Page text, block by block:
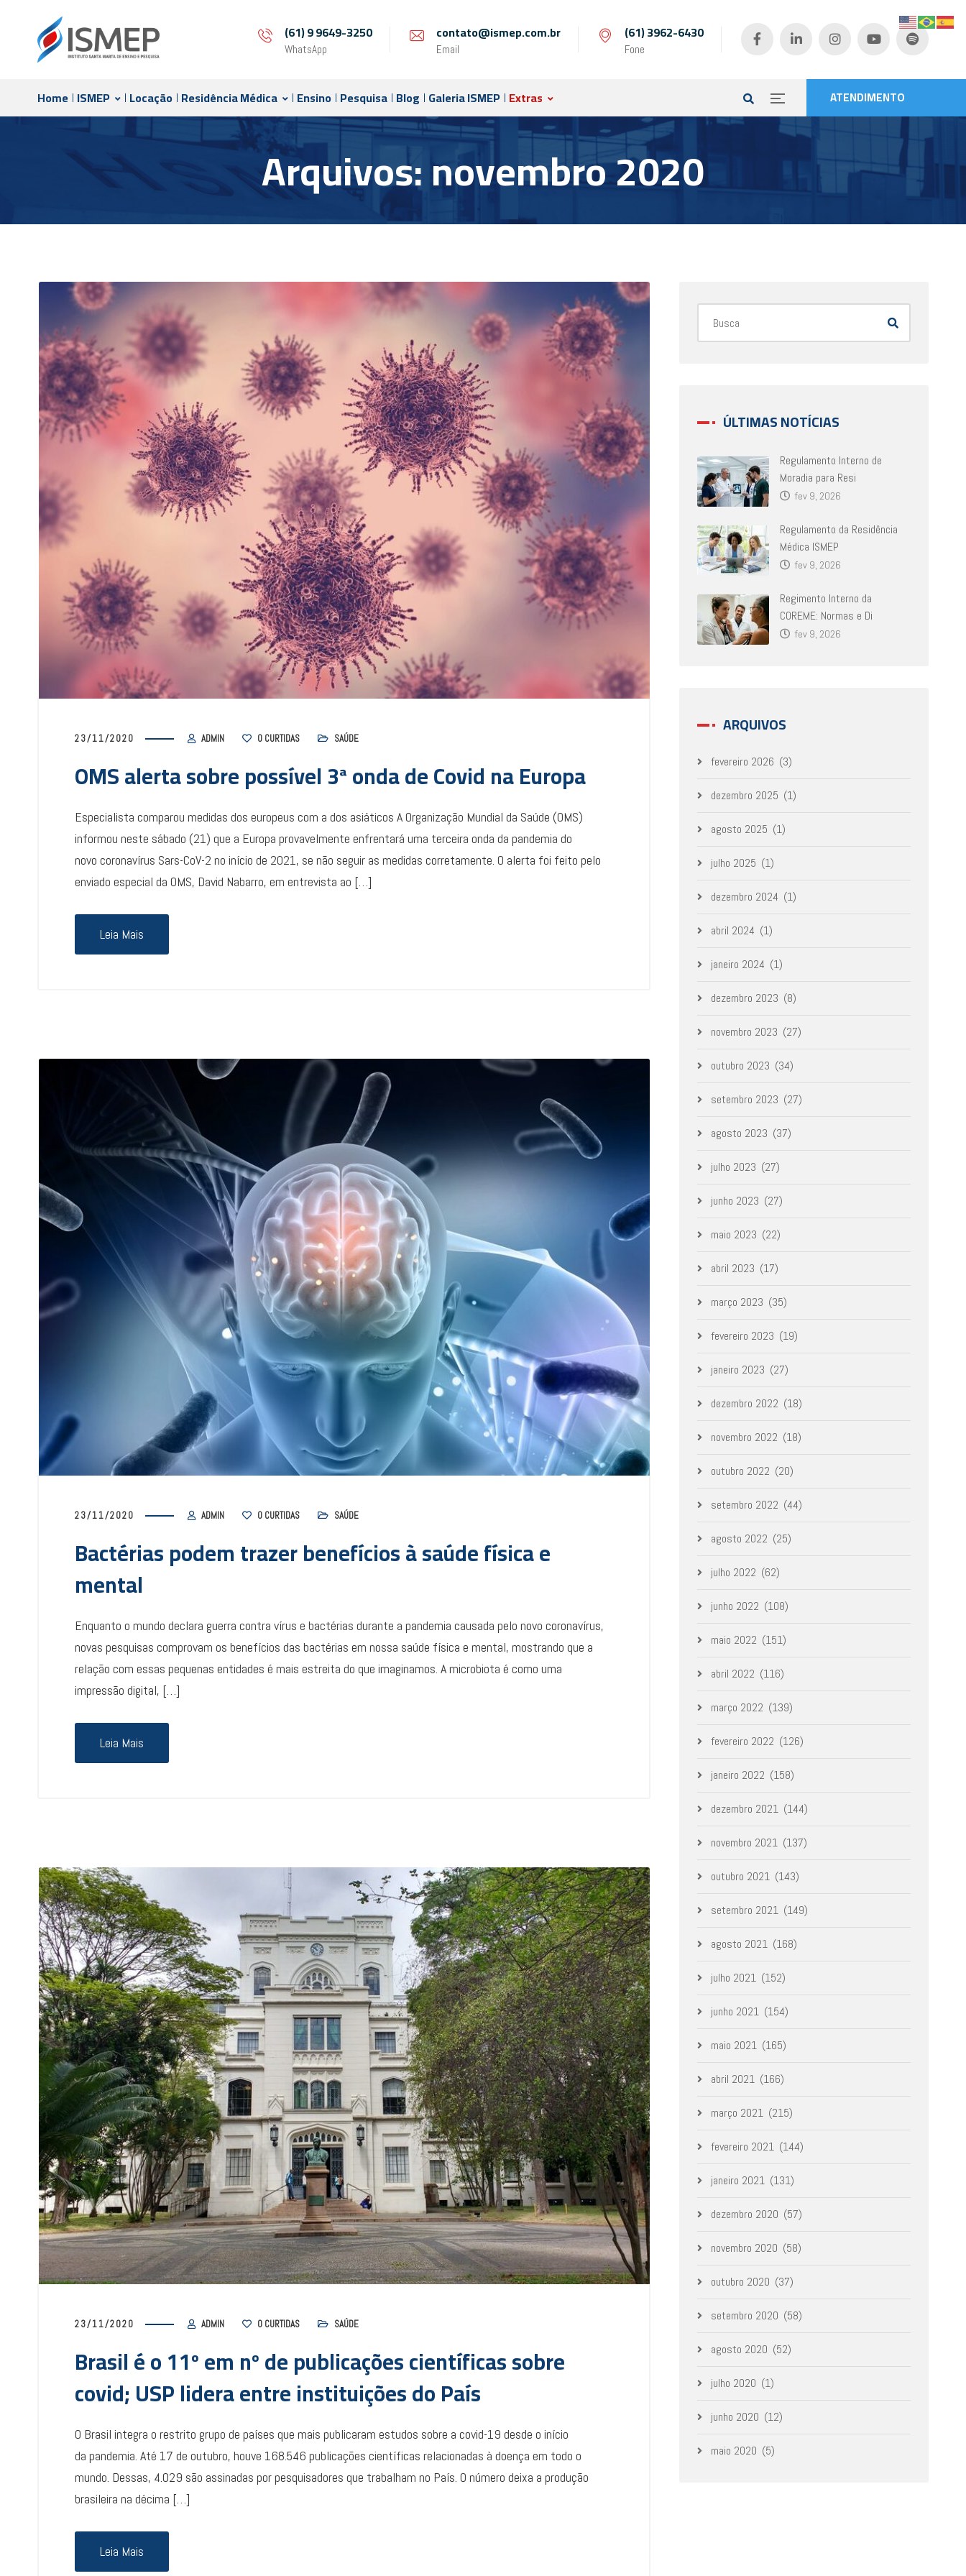
(61) 9 9649-3250
WhatsApp
contato@ismep.com.br
Email
(61) 3962-6430
Fone
ATENDIMENTO
Home ISMEP Locação Residência Médica Ensino Pesquisa Blog Galeria ISMEP Extras
Arquivos: novembro 2020
23/11/2020 ADMIN 0 CURTIDAS SAÚDE
OMS alerta sobre possível 3ª onda de Covid na Europa
Especialista comparou medidas dos europeus com a dos asiáticos A Organização Mundial da Saúde (OMS)
informou neste sábado (21) que a Europa provavelmente enfrentará uma terceira onda da pandemia do
novo coronavírus Sars-CoV-2 no início de 2021, se não seguir as medidas corretamente. O alerta foi feito pelo
enviado especial da OMS, David Nabarro, em entrevista ao […]
Leia Mais
23/11/2020 ADMIN 0 CURTIDAS SAÚDE
Bactérias podem trazer benefícios à saúde física e
mental
Enquanto o mundo declara guerra contra vírus e bactérias durante a pandemia causada pelo novo coronavírus,
novas pesquisas comprovam os benefícios das bactérias em nossa saúde física e mental, mostrando que a
relação com essas pequenas entidades é mais estreita do que imaginamos. A microbiota é como uma
impressão digital, […]
Leia Mais
23/11/2020 ADMIN 0 CURTIDAS SAÚDE
Brasil é o 11º em nº de publicações científicas sobre
covid; USP lidera entre instituições do País
O Brasil integra o restrito grupo de países que mais publicaram estudos sobre a covid-19 desde o início
da pandemia. Até 17 de outubro, houve 168.546 publicações científicas relacionadas à doença em todo o
mundo. Dessas, 4.029 são assinadas por pesquisadores que trabalham no País. O número deixa a produção
brasileira na décima […]
Leia Mais
ÚLTIMAS NOTÍCIAS
Regulamento Interno de
Moradia para Resi
fev 9, 2026
Regulamento da Residência
Médica ISMEP
fev 9, 2026
Regimento Interno da
COREME: Normas e Di
fev 9, 2026
ARQUIVOS
fevereiro 2026 (3)
dezembro 2025 (1)
agosto 2025 (1)
julho 2025 (1)
dezembro 2024 (1)
abril 2024 (1)
janeiro 2024 (1)
dezembro 2023 (8)
novembro 2023 (27)
outubro 2023 (34)
setembro 2023 (27)
agosto 2023 (37)
julho 2023 (27)
junho 2023 (27)
maio 2023 (22)
abril 2023 (17)
março 2023 (35)
fevereiro 2023 (19)
janeiro 2023 (27)
dezembro 2022 (18)
novembro 2022 (18)
outubro 2022 (20)
setembro 2022 (44)
agosto 2022 (25)
julho 2022 (62)
junho 2022 (108)
maio 2022 (151)
abril 2022 (116)
março 2022 (139)
fevereiro 2022 (126)
janeiro 2022 (158)
dezembro 2021 (144)
novembro 2021 (137)
outubro 2021 (143)
setembro 2021 (149)
agosto 2021 (168)
julho 2021 (152)
junho 2021 (154)
maio 2021 (165)
abril 2021 (166)
março 2021 (215)
fevereiro 2021 (144)
janeiro 2021 (131)
dezembro 2020 (57)
novembro 2020 (58)
outubro 2020 (37)
setembro 2020 (58)
agosto 2020 (52)
julho 2020 (1)
junho 2020 (12)
maio 2020 (5)